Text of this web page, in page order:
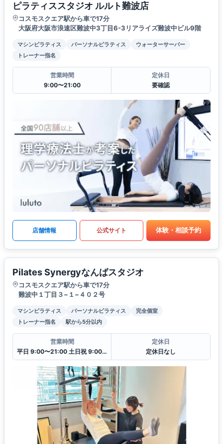
ピラティススタジオ ルルト難波店
コスモスクエア駅から車で17分
大阪府大阪市浪速区難波中3丁目6-3リアライズ難波中ビル9階
マシンピラティス パーソナルピラティス
ウォーターサーバー
トレーナー指名
営業時間
9:00〜21:00
定休日
要確認
店舗情報 公式サイト 体験・相談予約
Pilates Synergyなんばスタジオ
コスモスクエア駅から車で17分
難波中１丁目３−１−４０２号
マシンピラティス パーソナルピラティス
完全個室
トレーナー指名
駅から5分以内
営業時間
平日 9:00〜21:00 土日祝 9:00〜19:00
定休日
定休日なし